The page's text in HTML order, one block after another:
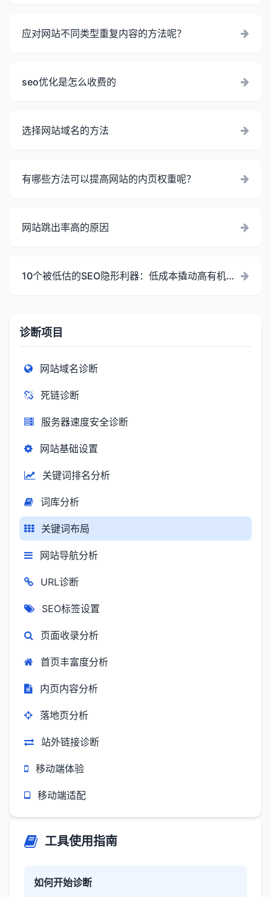
应对网站不同类型重复内容的方法呢？
seo优化是怎么收费的
选择网站域名的方法
有哪些方法可以提高网站的内页权重呢？
网站跳出率高的原因
10个被低估的SEO隐形利器：低成本撬动高有机流
诊断项目
网站域名诊断
死链诊断
服务器速度安全诊断
网站基础设置
关键词排名分析
词库分析
关键词布局
网站导航分析
URL诊断
SEO标签设置
页面收录分析
首页丰富度分析
内页内容分析
落地页分析
站外链接诊断
移动端体验
移动端适配
工具使用指南
如何开始诊断